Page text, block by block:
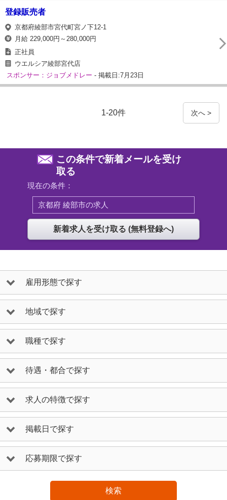
登録販売者
京都府綾部市宮代町宮ノ下12-1
月給 229,000円～280,000円
正社員
ウエルシア綾部宮代店
スポンサー：ジョブメドレー - 掲載日:7月23日
1-20件 次へ >
この条件で新着メールを受け
取る
現在の条件：
京都府 綾部市の求人
雇用形態で探す
地域で探す
職種で探す
待遇・都合で探す
求人の特徴で探す
掲載日で探す
応募期限で探す
検索